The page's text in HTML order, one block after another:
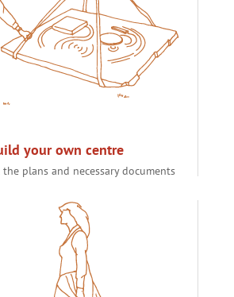
your own centre
plans and necessary documents